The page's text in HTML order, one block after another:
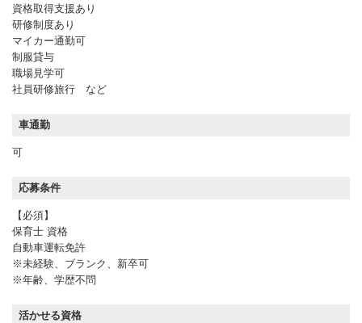
資格取得支援あり
研修制度あり
マイカー通勤可
制服貸与
職場見学可
社員研修旅行 など
車通勤
可
応募条件
【必須】
保育士 資格
自動車運転免許
※未経験、ブランク、新卒可
※年齢、学歴不問
活かせる資格